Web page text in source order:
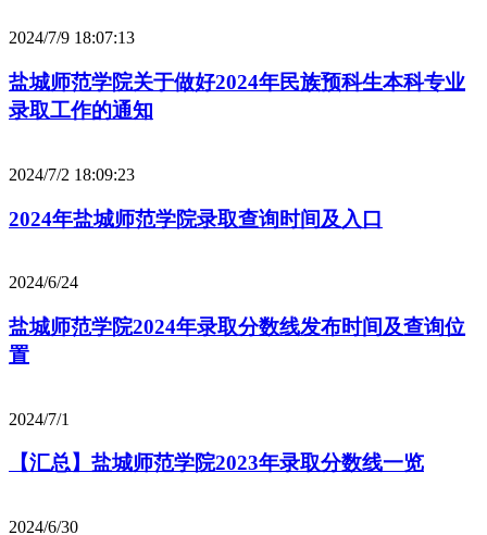
2024/7/9 18:07:13
盐城师范学院关于做好2024年民族预科生本科专业
录取工作的通知
2024/7/2 18:09:23
2024年盐城师范学院录取查询时间及入口
2024/6/24
盐城师范学院2024年录取分数线发布时间及查询位
置
2024/7/1
【汇总】盐城师范学院2023年录取分数线一览
2024/6/30